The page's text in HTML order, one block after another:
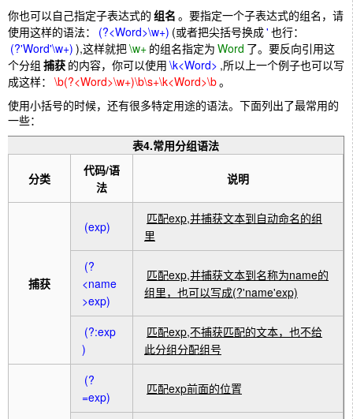
你也可以自己指定子表达式的 组名 。要指定一个子表达式的组名，请
使用这样的语法：
(?<Word>\w+) (或者把尖括号换成' 也行：
(?'Word'\w+) ),这样就把\w+ 的组名指定为 Word 了。要反向引用这
个分组 捕获 的内容，你可以使用 \k<Word> ,所以上一个例子也可以写
成这样： \b(?<Word>\w+)\b\s+\k<Word>\b。
使用小括号的时候，还有很多特定用途的语法。下面列出了最常用的
一些：
表4.常用分组语法
分类
代码/语
法
说明
捕获
(exp)
匹配exp,并捕获文本到自动命名的组
里
(?
<name
>exp)
匹配exp,并捕获文本到名称为name的
组里，也可以写成(?'name'exp)
(?:exp
)
匹配exp,不捕获匹配的文本，也不给
此分组分配组号
(?
=exp)
匹配exp前面的位置